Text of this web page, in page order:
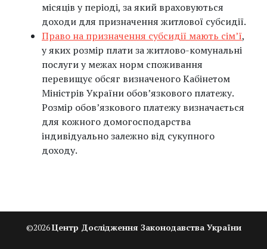
місяців у періоді, за який враховуються
доходи для призначення житлової субсидії.
Право на призначення субсидії мають сім’ї,
у яких розмір плати за житлово-комунальні
послуги у межах норм споживання
перевищує обсяг визначеного Кабінетом
Міністрів України обов’язкового платежу.
Розмір обов’язкового платежу визначається
для кожного домогосподарства
індивідуально залежно від сукупного
доходу.
©2026Центр Дослідження Законодавства України